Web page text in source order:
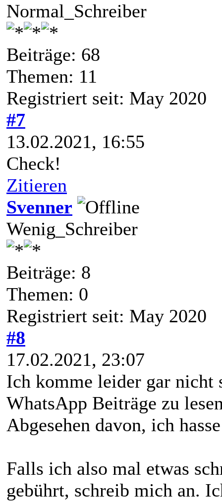
Normal_Schreiber
Beiträge: 68
Themen: 11
Registriert seit: May 2020
#7
13.02.2021, 16:55
Check!
Zitieren
Svenner
Wenig_Schreiber
Beiträge: 8
Themen: 0
Registriert seit: May 2020
#8
17.02.2021, 23:07
Ich komme leider gar nicht
WhatsApp Beiträge zu
Abgesehen davon, ich
Falls ich also mal etwas
gebührt, schreib mich an.